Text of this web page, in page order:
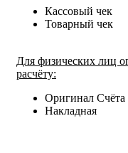
Кассовый чек
Товарный чек
Для физических лиц
расчёту:
Оригинал Счёта
Накладная